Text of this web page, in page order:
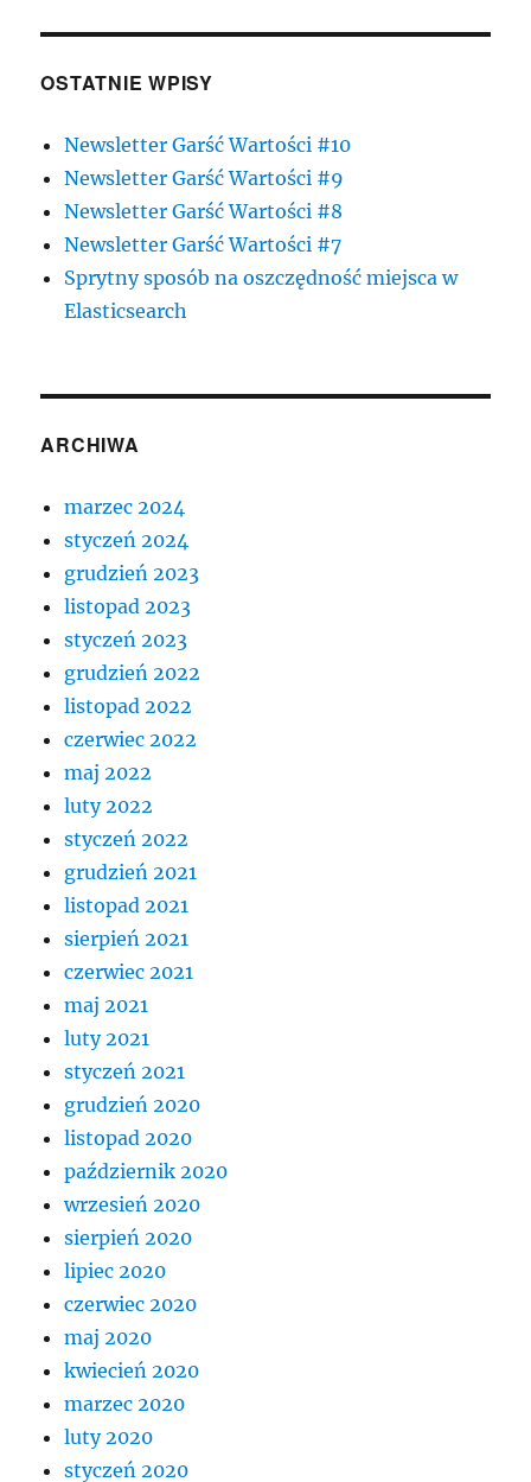
OSTATNIE WPISY
Newsletter Garść Wartości #10
Newsletter Garść Wartości #9
Newsletter Garść Wartości #8
Newsletter Garść Wartości #7
Sprytny sposób na oszczędność miejsca w
Elasticsearch
ARCHIWA
marzec 2024
styczeń 2024
grudzień 2023
listopad 2023
styczeń 2023
grudzień 2022
listopad 2022
czerwiec 2022
maj 2022
luty 2022
styczeń 2022
grudzień 2021
listopad 2021
sierpień 2021
czerwiec 2021
maj 2021
luty 2021
styczeń 2021
grudzień 2020
listopad 2020
październik 2020
wrzesień 2020
sierpień 2020
lipiec 2020
czerwiec 2020
maj 2020
kwiecień 2020
marzec 2020
luty 2020
styczeń 2020